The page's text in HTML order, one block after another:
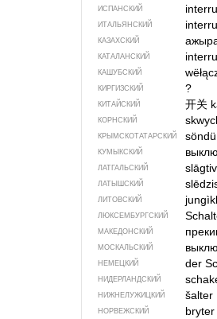
ИСПАНСКИЙ
ИТАЛЬЯНСКИЙ
КАЗАХСКИЙ
КАТАЛАНСКИЙ
КАШУБСКИЙ
КИРГИЗСКИЙ ?
КИТАЙСКИЙ 开关
КОРНСКИЙ
КРЫМСКО­ТАТАРСКИЙ
КУМЫКСКИЙ
ЛАТГАЛЬСКИЙ
ЛАТЫШСКИЙ
ЛИТОВСКИЙ
ЛЮКСЕМБУРГСКИЙ
МАКЕДОНСКИЙ
МОСКАЛЬСКИЙ
НЕМЕЦКИЙ der
НИДЕРЛАНДСКИЙ
НИЖНЕЛУЖИЦКИЙ šalter
НОРВЕЖСКИЙ bryter